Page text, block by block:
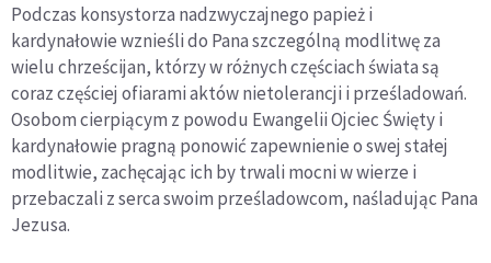
Podczas konsystorza nadzwyczajnego papież i
kardynałowie wznieśli do Pana szczególną modlitwę za
wielu chrześcijan, którzy w różnych częściach świata są
coraz częściej ofiarami aktów nietolerancji i prześladowań.
Osobom cierpiącym z powodu Ewangelii Ojciec Święty i
kardynałowie pragną ponowić zapewnienie o swej stałej
modlitwie, zachęcając ich by trwali mocni w wierze i
przebaczali z serca swoim prześladowcom, naśladując Pana
Jezusa.